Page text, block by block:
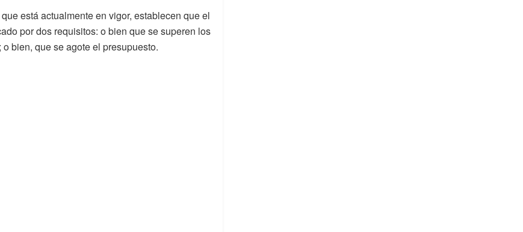
está actualmente en vigor, establecen que el
por dos requisitos: o bien que se superen los
bien, que se agote el presupuesto.